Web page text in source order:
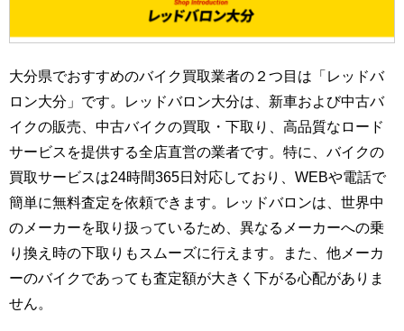
大分県でおすすめのバイク買取業者の２つ目は「レッドバ
ロン大分」です。レッドバロン大分は、新車および中古バ
イクの販売、中古バイクの買取・下取り、高品質なロード
サービスを提供する全店直営の業者です。特に、バイクの
買取サービスは24時間365日対応しており、WEBや電話で
簡単に無料査定を依頼できます。レッドバロンは、世界中
のメーカーを取り扱っているため、異なるメーカーへの乗
り換え時の下取りもスムーズに行えます。また、他メーカ
ーのバイクであっても査定額が大きく下がる心配がありま
せん。